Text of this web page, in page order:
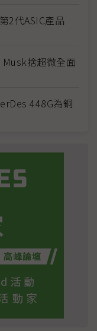
2代ASIC產品
捨超微全面
448G為銅